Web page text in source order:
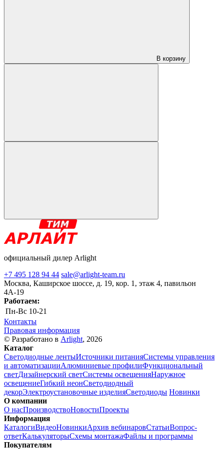
В корзину
официальный дилер Arlight
+7 495 128 94 44 sale@arlight-team.ru
Москва, Каширское шоссе, д. 19, кор. 1, этаж 4, павильон
4А-19
Работаем:
Пн-Вс 10-21
Контакты
Правовая информация
© Разработано в Arlight, 2026
Каталог
Светодиодные лентыИсточники питанияСистемы управления
и автоматизацииАлюминиевые профилиФункциональный
светДизайнерский светСистемы освещенияНаружное
освещениеГибкий неонСветодиодный
декорЭлектроустановочные изделияСветодиоды Новинки
О компании
О насПроизводствоНовостиПроекты
Информация
КаталогиВидеоНовинкиАрхив вебинаровСтатьиВопрос-
ответКалькуляторыСхемы монтажаФайлы и программы
Покупателям